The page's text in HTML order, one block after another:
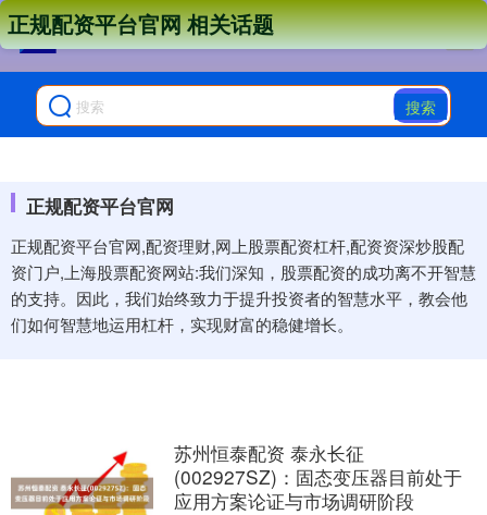
搜索
正规配资平台官网
正规配资平台官网,配资理财,网上股票配资杠杆,配资资深炒股配
资门户,上海股票配资网站:我们深知，股票配资的成功离不开智慧
的支持。因此，我们始终致力于提升投资者的智慧水平，教会他
们如何智慧地运用杠杆，实现财富的稳健增长。
正规配资平台官网 相关话题
苏州恒泰配资 泰永长征
(002927SZ)：固态变压器目前处于
应用方案论证与市场调研阶段